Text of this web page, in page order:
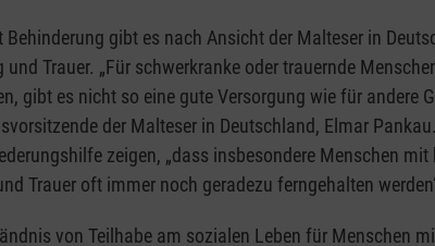
Behinderung gibt es nach Ansicht der Malteser in
Trauer. „Für schwerkranke oder trauernde
gibt es nicht so eine gute Versorgung wie für andere
der Malteser in Deutschland, Elmar
zeigen, „dass insbesondere Menschen
Trauer oft immer noch geradezu ferngehalten
von Teilhabe am sozialen Leben für Menschen